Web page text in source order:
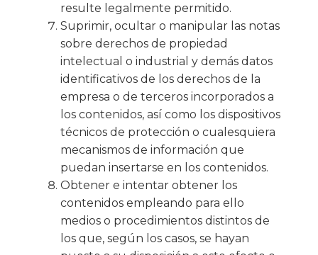
resulte legalmente permitido.
Suprimir, ocultar o manipular las notas
sobre derechos de propiedad
intelectual o industrial y demás datos
identificativos de los derechos de la
empresa o de terceros incorporados a
los contenidos, así como los dispositivos
técnicos de protección o cualesquiera
mecanismos de información que
puedan insertarse en los contenidos.
Obtener e intentar obtener los
contenidos empleando para ello
medios o procedimientos distintos de
los que, según los casos, se hayan